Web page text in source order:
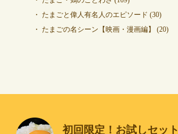
たまごと偉人有名人のエピソード (30)
たまごの名シーン【映画・漫画編】
(20)
初回限定！お試しセット